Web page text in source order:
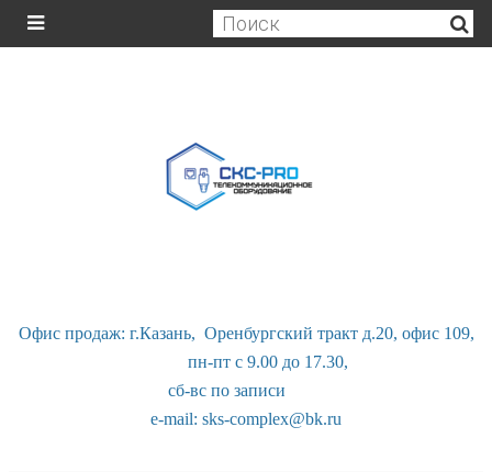
Офис продаж: г.Казань, Оренбургский тракт д.20, офис 109,
пн-пт с 9.00 до 17.30,
сб-вс по записи
e-mail: sks-complex@bk.ru